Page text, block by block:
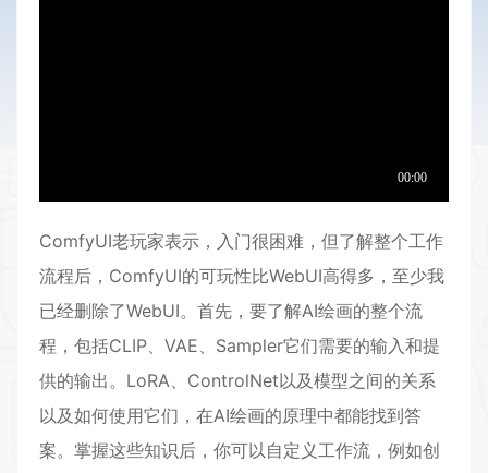
ComfyUI老玩家表示，入门很困难，但了解整个工作
流程后，ComfyUI的可玩性比WebUI高得多，至少我
已经删除了WebUI。首先，要了解AI绘画的整个流
程，包括CLIP、VAE、Sampler它们需要的输入和提
供的输出。LoRA、ControlNet以及模型之间的关系
以及如何使用它们，在AI绘画的原理中都能找到答
案。掌握这些知识后，你可以自定义工作流，例如创